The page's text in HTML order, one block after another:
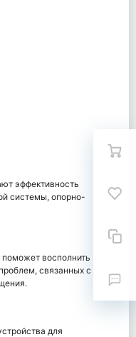
эффективность
системы, опорно-
поможет восполнить
связанных с
для